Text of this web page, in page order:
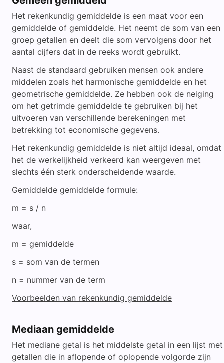
Het rekenkundig gemiddelde is een maat voor een
gemiddelde of gemiddelde. Het neemt de som van een
groep getallen en deelt die som vervolgens door het
aantal cijfers dat in de reeks wordt gebruikt.
Naast de standaard gebruiken mensen ook andere
middelen zoals het harmonische gemiddelde en het
geometrische gemiddelde. Ze hebben ook de neiging
om het getrimde gemiddelde te gebruiken bij het
uitvoeren van verschillende berekeningen met
betrekking tot economische gegevens.
Het rekenkundig gemiddelde is niet altijd ideaal, omdat
het de werkelijkheid verkeerd kan weergeven met
slechts één sterk onderscheidende waarde.
Gemiddelde gemiddelde formule:
m = s / n
waar,
m = gemiddelde
s = som van de termen
n = nummer van de term
Voorbeelden van rekenkundig gemiddelde
Mediaan gemiddelde
Het mediane getal is het middelste getal in een lijst met
getallen die in aflopende of oplopende volgorde zijn